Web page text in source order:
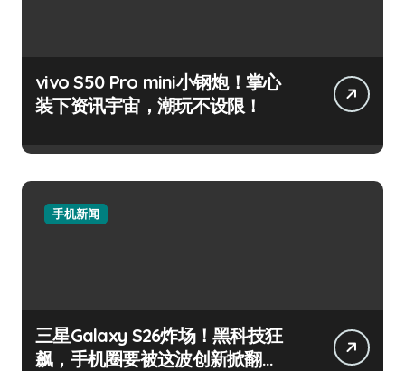
vivo S50 Pro mini小钢炮！掌心
装下资讯宇宙，潮玩不设限！
手机新闻
三星Galaxy S26炸场！黑科技狂
飙，手机圈要被这波创新掀翻